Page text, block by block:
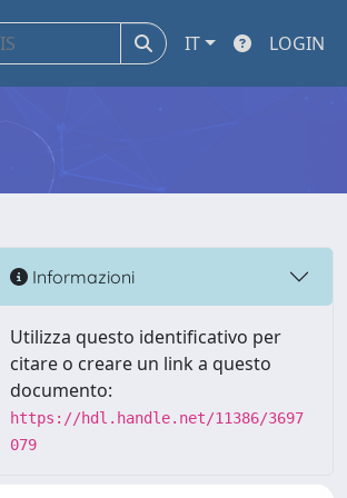
IT LOGIN
Informazioni
Utilizza questo identificativo per
citare o creare un link a questo
documento:
https://hdl.handle.net/11386/3697
079